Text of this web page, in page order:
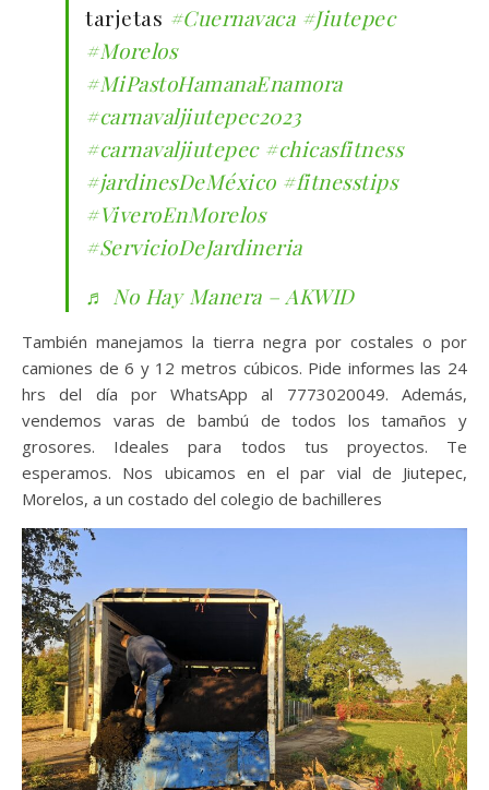
tarjetas #Cuernavaca #Jiutepec
#Morelos
#MiPastoHamanaEnamora
#carnavaljiutepec2023
#carnavaljiutepec #chicasfitness
#jardinesDeMéxico #fitnesstips
#ViveroEnMorelos
#ServicioDeJardineria
♬ No Hay Manera – AKWID
También manejamos la tierra negra por costales o por
camiones de 6 y 12 metros cúbicos. Pide informes las 24
hrs del día por WhatsApp al 7773020049. Además,
vendemos varas de bambú de todos los tamaños y
grosores. Ideales para todos tus proyectos. Te
esperamos. Nos ubicamos en el par vial de Jiutepec,
Morelos, a un costado del colegio de bachilleres